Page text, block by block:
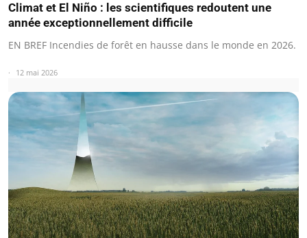
Climat et El Niño : les scientifiques redoutent une
année exceptionnellement difficile
EN BREF Incendies de forêt en hausse dans le monde en 2026.
12 mai 2026